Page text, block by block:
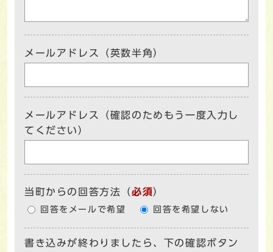
メールアドレス（英数半角）
メールアドレス（確認のためもう一度入力し
てください）
当町からの回答方法 （必須）
回答をメールで希望 回答を希望しない
書き込みが終わりましたら、下の確認ボタン